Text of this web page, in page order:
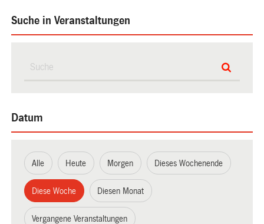
Suche in Veranstaltungen
Datum
Alle Heute Morgen Dieses Wochenende
Diese Woche Diesen Monat
Vergangene Veranstaltungen